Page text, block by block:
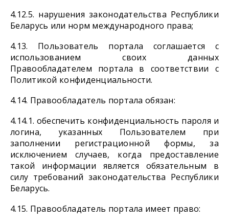
4.12.5. нарушения законодательства Республики
Беларусь или норм международного права;
4.13. Пользователь портала соглашается с
использованием своих данных
Правообладателем портала в соответствии с
Политикой конфиденциальности.
4.14. Правообладатель портала обязан:
4.14.1. обеспечить конфиденциальность пароля и
логина, указанных Пользователем при
заполнении регистрационной формы, за
исключением случаев, когда предоставление
такой информации является обязательным в
силу требований законодательства Республики
Беларусь.
4.15. Правообладатель портала имеет право: